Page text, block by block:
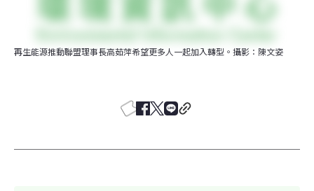
再生能源推動聯盟理事長高茹萍希望更多人一起加入轉型。攝影：陳文姿